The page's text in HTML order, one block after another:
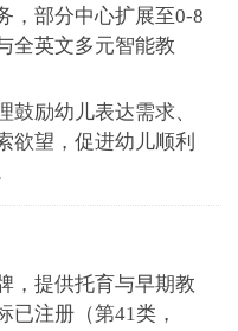
，部分中心扩展至0-8
全英文多元智能教
鼓励幼儿表达需求、
欲望，促进幼儿顺利
，提供托育与早期教
已注册（第41类，